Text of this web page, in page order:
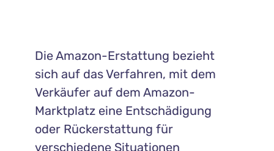
Die Amazon-Erstattung bezieht
sich auf das Verfahren, mit dem
Verkäufer auf dem Amazon-
Marktplatz eine Entschädigung
oder Rückerstattung für
verschiedene Situationen